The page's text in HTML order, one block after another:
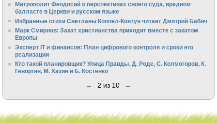
Митрополит Феодосий о перспективах своего суда, вредном
балласте в Церкви и русском языке
Избранные стихи Светланы Коппел-Ковтун читает Дмитрий Бабич
Марк Смирнов: Закат христианства приходит вместе с закатом
Европы
Эксперт IT и финансов: План цифрового контроля и сроки его
реализации
Кто такой планировщик? Улица Правды. Д. Роде, С. Колмогоров, К.
Геворгян, М. Хазин и Б. Костенко
← 2 из 10 →